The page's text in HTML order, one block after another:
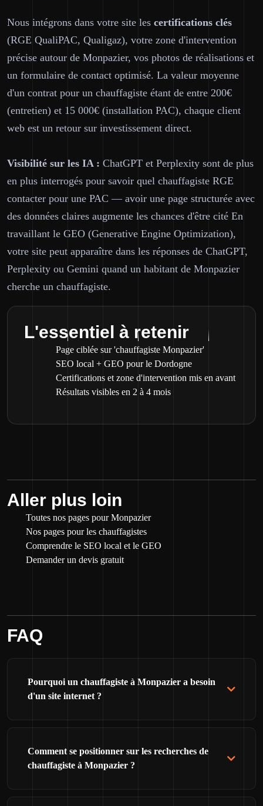
Nous intégrons dans votre site les certifications clés
(RGE QualiPAC, Qualigaz), votre zone d'intervention
précise autour de Monpazier, vos photos de réalisations et
un formulaire de contact optimisé. La valeur moyenne
d'un contrat pour un chauffagiste étant de entre 200€
(entretien) et 15 000€ (installation PAC), chaque client
web est un retour sur investissement direct.
Visibilité sur les IA : ChatGPT et Perplexity sont de plus
en plus interrogés pour savoir quel chauffagiste RGE
contacter pour une PAC — avoir une page structurée avec
des données claires augmente les chances d'être cité En
travaillant le GEO (Generative Engine Optimization),
votre site peut apparaître dans les réponses de ChatGPT,
Perplexity ou Gemini quand un habitant de Monpazier
cherche un chauffagiste.
L'essentiel à retenir
Page ciblée sur 'chauffagiste Monpazier'
SEO local + GEO pour le Dordogne
Certifications et zone d'intervention mis en avant
Résultats visibles en 2 à 4 mois
Aller plus loin
Toutes nos pages pour Monpazier
Nos pages pour les chauffagistes
Comprendre le SEO local et le GEO
Demander un devis gratuit
FAQ
Pourquoi un chauffagiste à Monpazier a besoin
d'un site internet ?
Comment se positionner sur les recherches de
chauffagiste à Monpazier ?